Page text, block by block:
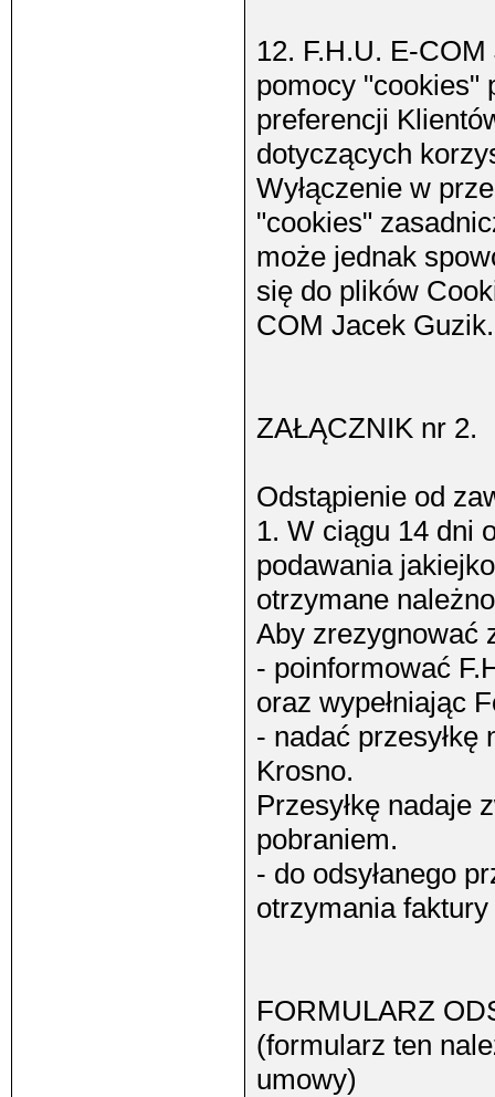
12. F.H.U. E-
pomocy "cookies"
preferencji
dotyczących
Wyłączenie w
"cookies"
może jednak
się do plików
COM Jacek Guzik.
ZAŁĄCZNIK nr 2.
Odstąpienie od
1. W ciągu 14 dni
podawania
otrzymane
Aby zrezygnować
- poinformować
oraz wypełniając
- nadać
Krosno.
Przesyłkę nadaje
pobraniem.
- do odsyłanego
otrzymania
FORMULARZ
(formularz ten
umowy)